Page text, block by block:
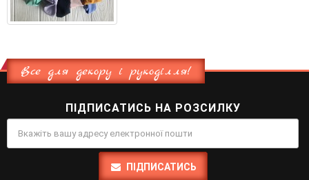
Все для декору і рукоділля!
ПІДПИСАТИСЬ НА РОЗСИЛКУ
ПІДПИСАТИСЬ